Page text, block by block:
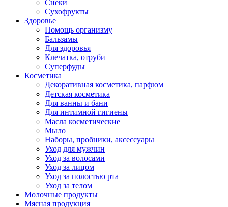
Снеки
Сухофрукты
Здоровье
Помощь организму
Бальзамы
Для здоровья
Клечатка, отруби
Суперфуды
Косметика
Декоративная косметика, парфюм
Детская косметика
Для ванны и бани
Для интимной гигиены
Масла косметические
Мыло
Наборы, пробники, аксессуары
Уход для мужчин
Уход за волосами
Уход за лицом
Уход за полостью рта
Уход за телом
Молочные продукты
Мясная продукция